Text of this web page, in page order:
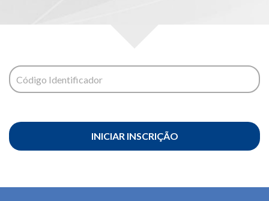
Código Identificador
INICIAR INSCRIÇÃO